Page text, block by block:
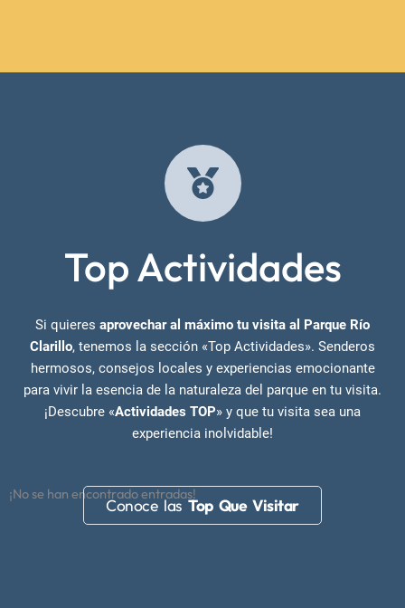
Top Actividades
Si quieres aprovechar al máximo tu visita al Parque Río
Clarillo, tenemos la sección «Top Actividades». Senderos
hermosos, consejos locales y experiencias emocionante
para vivir la esencia de la naturaleza del parque en tu visita.
¡Descubre «Actividades TOP» y que tu visita sea una
experiencia inolvidable!
¡No se han encontrado entradas!
Conoce lasTop Que Visitar